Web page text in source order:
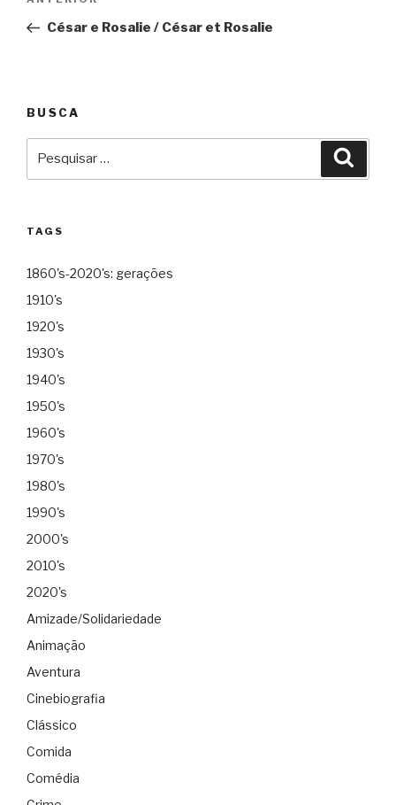
Post
César e Rosalie / César et Rosalie
BUSCA
TAGS
1860's-2020's: gerações
1910's
1920's
1930's
1940's
1950's
1960's
1970's
1980's
1990's
2000's
2010's
2020's
Amizade/Solidariedade
Animação
Aventura
Cinebiografia
Clássico
Comida
Comédia